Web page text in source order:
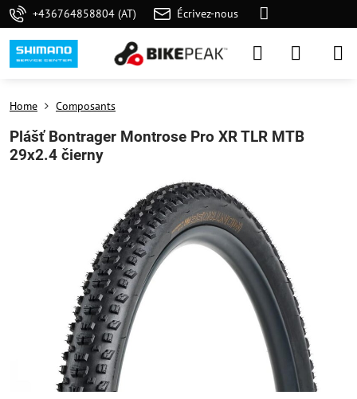
+436764858804 (AT) Écrivez-nous
Home Composants
Plášť Bontrager Montrose Pro XR TLR MTB
29x2.4 čierny